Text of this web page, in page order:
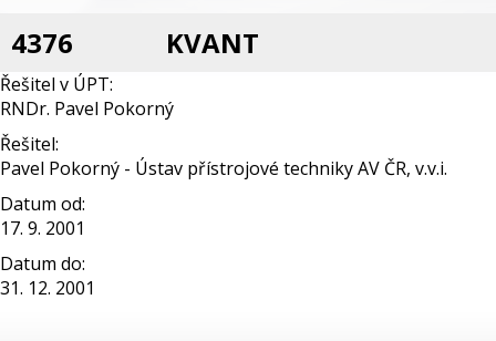
4376 KVANT
Řešitel v ÚPT:
RNDr. Pavel Pokorný
Řešitel:
Pavel Pokorný - Ústav přístrojové techniky AV ČR, v.v.i.
Datum od:
17. 9. 2001
Datum do:
31. 12. 2001